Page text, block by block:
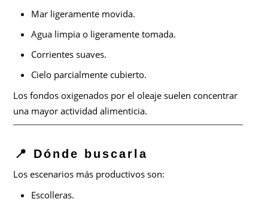
Mar ligeramente movida.
Agua limpia o ligeramente tomada.
Corrientes suaves.
Cielo parcialmente cubierto.
Los fondos oxigenados por el oleaje suelen concentrar
una mayor actividad alimenticia.
📍 Dónde buscarla
Los escenarios más productivos son:
Escolleras.